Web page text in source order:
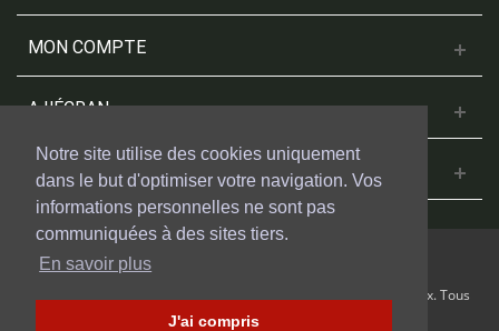
Notre site utilise des cookies uniquement
dans le but d'optimiser votre navigation. Vos
informations personnelles ne sont pas
communiquées à des sites tiers.
En savoir plus
J'ai compris
MON COMPTE
A L'ÉCRAN
NOUS CONTACTER
© 2018 Cinesud Affiches réalisé avec Presta Shop™ par Weblogix. Tous
droits reservés.